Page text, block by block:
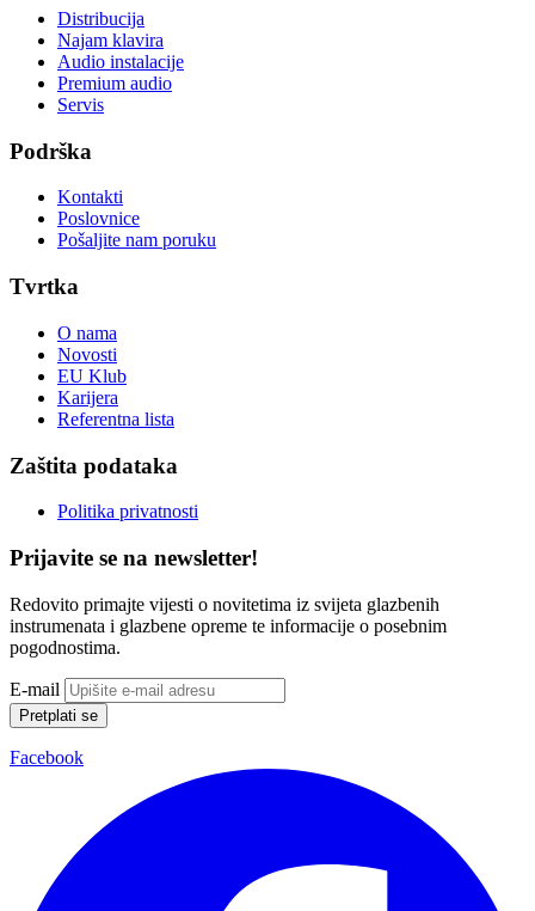
Distribucija
Najam klavira
Audio instalacije
Premium audio
Servis
Podrška
Kontakti
Poslovnice
Pošaljite nam poruku
Tvrtka
O nama
Novosti
EU Klub
Karijera
Referentna lista
Zaštita podataka
Politika privatnosti
Prijavite se na newsletter!
Redovito primajte vijesti o novitetima iz svijeta glazbenih
instrumenata i glazbene opreme te informacije o posebnim
pogodnostima.
E-mail
Pretplati se
Facebook